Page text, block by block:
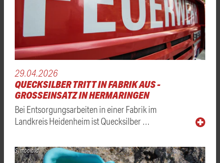
29.04.2026
QUECKSILBER TRITT IN FABRIK AUS -
GROSSEINSATZ IN HERMARINGEN
Bei Entsorgungsarbeiten in einer Fabrik im
Landkreis Heidenheim ist Quecksilber …
Symbolbild